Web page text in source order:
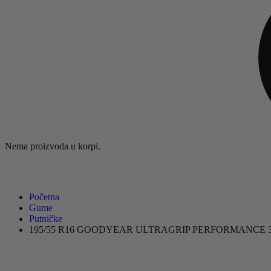
Nema proizvoda u korpi.
Početna
Gume
Putničke
195/55 R16 GOODYEAR ULTRAGRIP PERFORMANCE